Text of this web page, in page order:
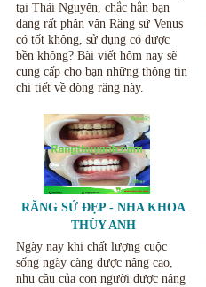
tại Thái Nguyên, chắc hẳn bạn
đang rất phân vân Răng sứ Venus
có tốt không, sử dụng có được
bền không? Bài viết hôm nay sẽ
cung cấp cho bạn những thông tin
chi tiết về dòng răng này.
RĂNG SỨ ĐẸP - NHA KHOA
THÙY ANH
Ngày nay khi chất lượng cuộc
sống ngày càng được nâng cao,
nhu cầu của con người được nâng